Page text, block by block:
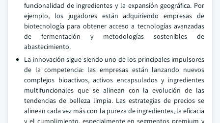
funcionalidad de ingredientes y la expansión geográfica. Por
ejemplo, los jugadores están adquiriendo empresas de
biotecnología para obtener acceso a tecnologías avanzadas
de fermentación y metodologías sostenibles de
abastecimiento.
La innovación sigue siendo uno de los principales impulsores
de la competencia: las empresas están lanzando nuevos
complejos bioactivos, activos encapsulados y ingredientes
multifuncionales que se alinean con la evolución de las
tendencias de belleza limpia. Las estrategias de precios se
alinean cada vez más con la pureza de ingredientes, la eficacia
y el cumplimiento, especialmente en segmentos premium y